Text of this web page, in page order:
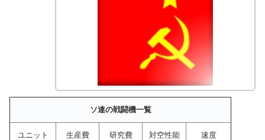
ソ連の戦闘機一覧
ユニット 生産費 研究費 対空性能 速度